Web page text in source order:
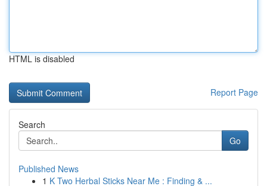
HTML is disabled
Report Page
Search
Go
Published News
1 K Two Herbal Sticks Near Me : Finding & ...